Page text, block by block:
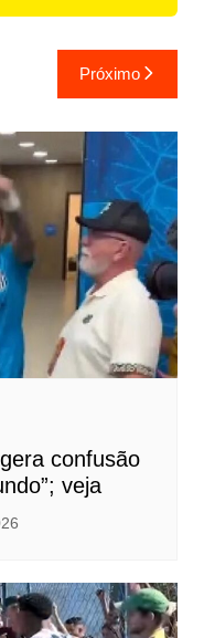
Próximo
confusão
veja